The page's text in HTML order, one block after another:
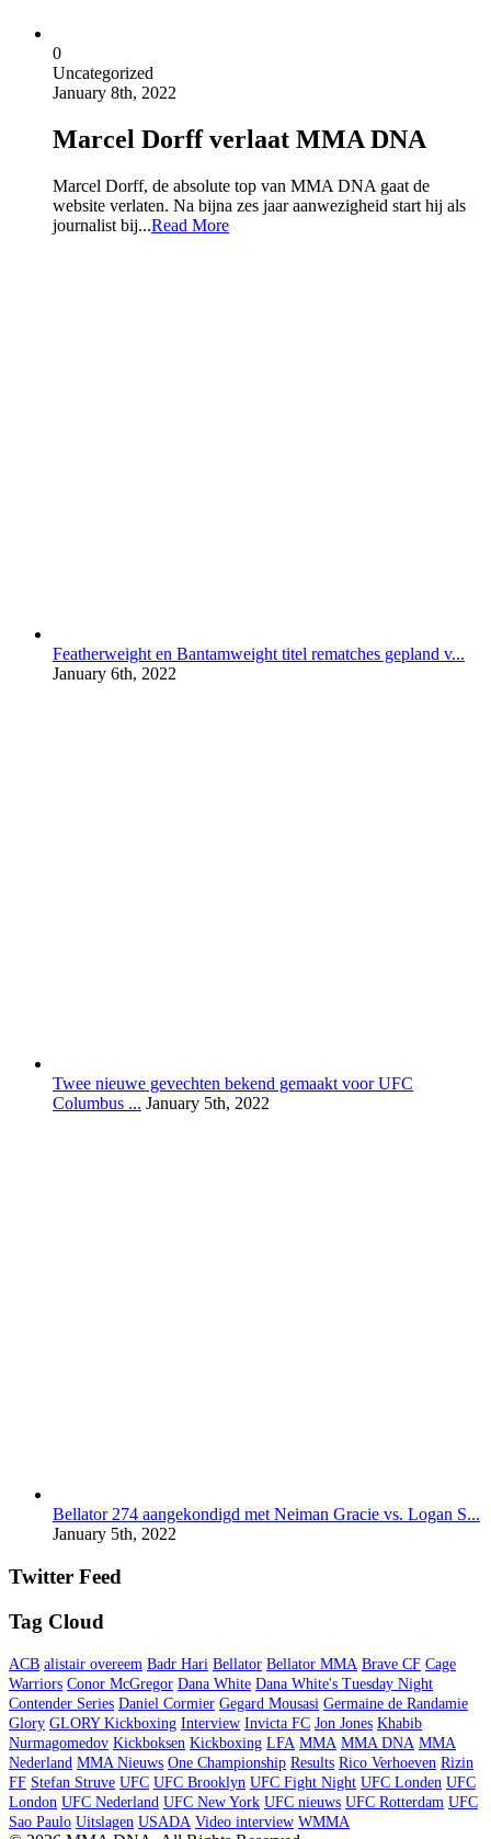
0
Uncategorized
January 8th, 2022
Marcel Dorff verlaat MMA DNA
Marcel Dorff, de absolute top van MMA DNA gaat de
website verlaten. Na bijna zes jaar aanwezigheid start hij als
journalist bij...Read More
Featherweight en Bantamweight titel rematches gepland v...
January 6th, 2022
Twee nieuwe gevechten bekend gemaakt voor UFC
Columbus ... January 5th, 2022
Bellator 274 aangekondigd met Neiman Gracie vs. Logan S...
January 5th, 2022
Twitter Feed
Tag Cloud
ACB alistair overeem Badr Hari Bellator Bellator MMA Brave CF Cage
Warriors Conor McGregor Dana White Dana White's Tuesday Night
Contender Series Daniel Cormier Gegard Mousasi Germaine de Randamie
Glory GLORY Kickboxing Interview Invicta FC Jon Jones Khabib
Nurmagomedov Kickboksen Kickboxing LFA MMA MMA DNA MMA
Nederland MMA Nieuws One Championship Results Rico Verhoeven Rizin
FF Stefan Struve UFC UFC Brooklyn UFC Fight Night UFC Londen UFC
London UFC Nederland UFC New York UFC nieuws UFC Rotterdam UFC
Sao Paulo Uitslagen USADA Video interview WMMA